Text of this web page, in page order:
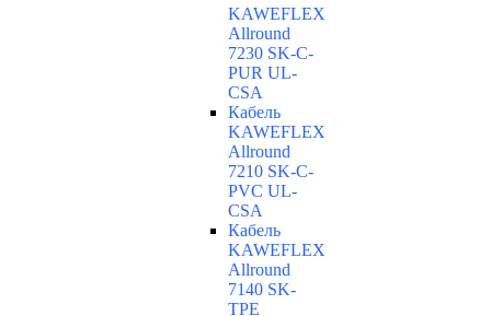
KAWEFLEX
Allround
7230 SK-C-
PUR UL-
CSA
Кабель
KAWEFLEX
Allround
7210 SK-C-
PVC UL-
CSA
Кабель
KAWEFLEX
Allround
7140 SK-
TPE